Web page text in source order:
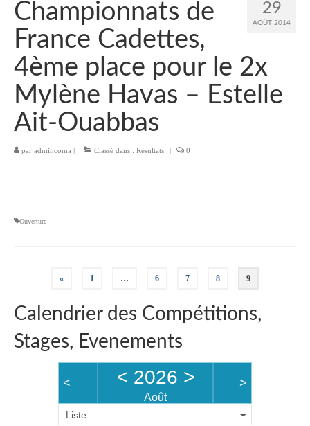
Le bureau
Actualités
l’Aviron
Calendrier des Compétitions
Catégories
Entraînements
29
AOÛT 2014
Championnats de
France Cadettes,
4ème place pour le 2x
Mylène Havas – Estelle
Ait-Ouabbas
par admincoma | Classé dans : Résultats | 0
Ouverture
Pagination
des
publications
« 1 … 6 7 8 9
Calendrier des Compétitions,
Stages, Evenements
< < 2026 >
Août
>
Liste